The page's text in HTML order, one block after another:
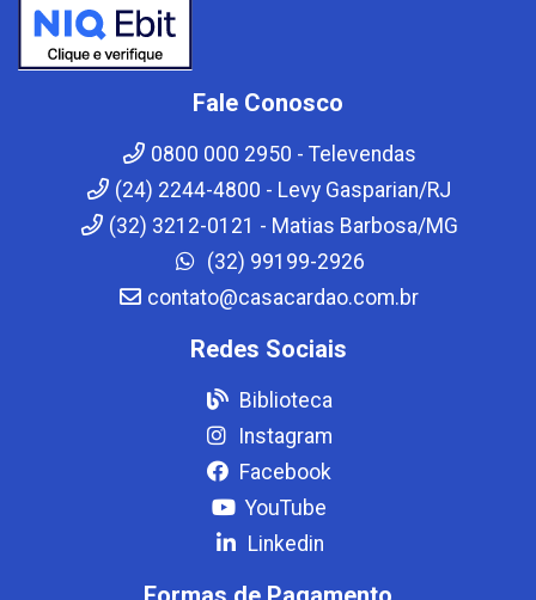
Fale Conosco
0800 000 2950 - Televendas
(24) 2244-4800 - Levy Gasparian/RJ
(32) 3212-0121 - Matias Barbosa/MG
(32) 99199-2926
contato@casacardao.com.br
Redes Sociais
Biblioteca
Instagram
Facebook
YouTube
Linkedin